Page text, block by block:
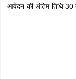
आवेदन की अंतिम तिथि 30